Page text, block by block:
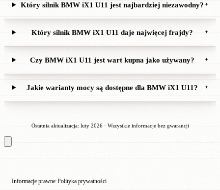
Który silnik BMW iX1 U11 jest najbardziej niezawodny? +
Który silnik BMW iX1 U11 daje najwięcej frajdy? +
Czy BMW iX1 U11 jest wart kupna jako używany? +
Jakie warianty mocy są dostępne dla BMW iX1 U11? +
Ostatnia aktualizacja: luty 2026 · Wszystkie informacje bez gwarancji
Informacje prawne·Polityka prywatności